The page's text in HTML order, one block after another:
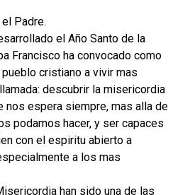
Padre.
el Año Santo de la
Francisco ha convocado como
cristiano a vivir mas
descubrir la misericordia
nos espera siempre, mas alla de
podamos hacer, y ser capaces
con el espiritu abierto a
a los mas
han sido una de las